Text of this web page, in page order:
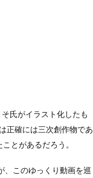
氏がイラスト化したも
正確には三次創作物であ
とがあるだろう。
、このゆっくり動画を巡